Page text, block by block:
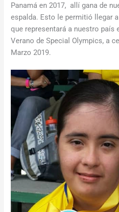
Panamá en 2017, allí gana de
espalda. Esto le permitió llegar
que representará a nuestro país
Verano de Special Olympics, a
Marzo 2019.